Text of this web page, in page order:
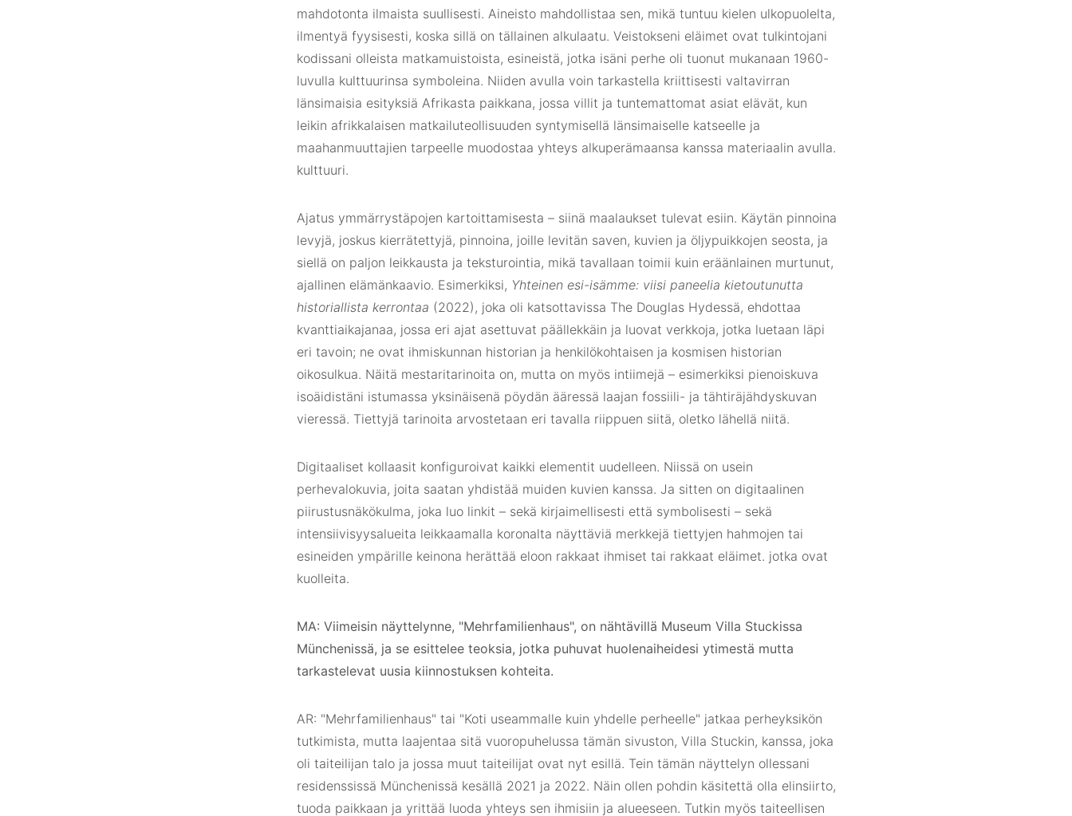
mahdotonta ilmaista suullisesti. Aineisto mahdollistaa sen, mikä tuntuu kielen ulkopuolelta,
ilmentyä fyysisesti, koska sillä on tällainen alkulaatu. Veistokseni eläimet ovat tulkintojani
kodissani olleista matkamuistoista, esineistä, jotka isäni perhe oli tuonut mukanaan 1960-
luvulla kulttuurinsa symboleina. Niiden avulla voin tarkastella kriittisesti valtavirran
länsimaisia ​​esityksiä Afrikasta paikkana, jossa villit ja tuntemattomat asiat elävät, kun
leikin afrikkalaisen matkailuteollisuuden syntymisellä länsimaiselle katseelle ja
maahanmuuttajien tarpeelle muodostaa yhteys alkuperämaansa kanssa materiaalin avulla.
kulttuuri.
Ajatus ymmärrystäpojen kartoittamisesta – siinä maalaukset tulevat esiin. Käytän pinnoina
levyjä, joskus kierrätettyjä, pinnoina, joille levitän saven, kuvien ja öljypuikkojen seosta, ja
siellä on paljon leikkausta ja teksturointia, mikä tavallaan toimii kuin eräänlainen murtunut,
ajallinen elämänkaavio. Esimerkiksi, Yhteinen esi-isämme: viisi paneelia kietoutunutta
historiallista kerrontaa (2022), joka oli katsottavissa The Douglas Hydessä, ehdottaa
kvanttiaikajanaa, jossa eri ajat asettuvat päällekkäin ja luovat verkkoja, jotka luetaan läpi
eri tavoin; ne ovat ihmiskunnan historian ja henkilökohtaisen ja kosmisen historian
oikosulkua. Näitä mestaritarinoita on, mutta on myös intiimejä – esimerkiksi pienoiskuva
isoäidistäni istumassa yksinäisenä pöydän ääressä laajan fossiili- ja tähtiräjähdyskuvan
vieressä. Tiettyjä tarinoita arvostetaan eri tavalla riippuen siitä, oletko lähellä niitä.
Digitaaliset kollaasit konfiguroivat kaikki elementit uudelleen. Niissä on usein
perhevalokuvia, joita saatan yhdistää muiden kuvien kanssa. Ja sitten on digitaalinen
piirustusnäkökulma, joka luo linkit – sekä kirjaimellisesti että symbolisesti – sekä
intensiivisyysalueita leikkaamalla koronalta näyttäviä merkkejä tiettyjen hahmojen tai
esineiden ympärille keinona herättää eloon rakkaat ihmiset tai rakkaat eläimet. jotka ovat
kuolleita.
MA: Viimeisin näyttelynne, "Mehrfamilienhaus", on nähtävillä Museum Villa Stuckissa
Münchenissä, ja se esittelee teoksia, jotka puhuvat huolenaiheidesi ytimestä mutta
tarkastelevat uusia kiinnostuksen kohteita.
AR: "Mehrfamilienhaus" tai "Koti useammalle kuin yhdelle perheelle" jatkaa perheyksikön
tutkimista, mutta laajentaa sitä vuoropuhelussa tämän sivuston, Villa Stuckin, kanssa, joka
oli taiteilijan talo ja jossa muut taiteilijat ovat nyt esillä. Tein tämän näyttelyn ollessani
residenssissä Münchenissä kesällä 2021 ja 2022. Näin ollen pohdin käsitettä olla elinsiirto,
tuoda paikkaan ja yrittää luoda yhteys sen ihmisiin ja alueeseen. Tutkin myös taiteellisen